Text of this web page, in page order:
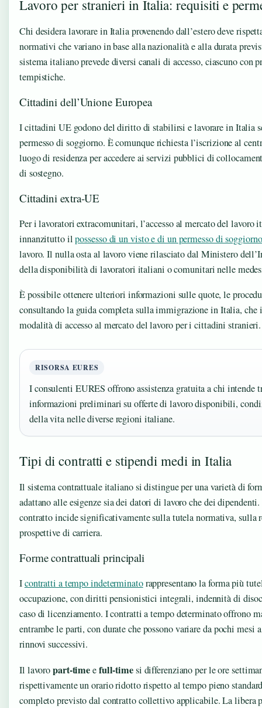
Lavoro per stranieri in Italia: requisiti e
Chi desidera lavorare in Italia provenendo dall’estero deve
normativi che variano in base alla nazionalità e alla durata
sistema italiano prevede diversi canali di accesso, ciascuno con
tempistiche.
Cittadini dell’Unione Europea
I cittadini UE godono del diritto di stabilirsi e lavorare in Italia
permesso di soggiorno. È comunque richiesta l’iscrizione al
luogo di residenza per accedere ai servizi pubblici di
di sostegno.
Cittadini extra-UE
Per i lavoratori extracomunitari, l’accesso al mercato del lavoro
innanzitutto ilpossesso di un visto e di un permesso di
lavoro. Il nulla osta al lavoro viene rilasciato dal Ministero
della disponibilità di lavoratori italiani o comunitari nelle
È possibile ottenere ulteriori informazioni sulle quote, le
consultando la guida completa sulla immigrazione in Italia,
modalità di accesso al mercato del lavoro per i cittadini stranieri.
RISORSA EURES
I consulenti EURES offrono assistenza gratuita a chi intende
informazioni preliminari su offerte di lavoro disponibili,
della vita nelle diverse regioni italiane.
Tipi di contratti e stipendi medi in Italia
Il sistema contrattuale italiano si distingue per una varietà di
adattano alle esigenze sia dei datori di lavoro che dei
contratto incide significativamente sulla tutela normativa, sulla
prospettive di carriera.
Forme contrattuali principali
Icontratti a tempo indeterminatorappresentano la forma più
occupazione, con diritti pensionistici integrali, indennità di
caso di licenziamento. I contratti a tempo determinato offrono
entrambe le parti, con durate che possono variare da pochi mesi
rinnovi successivi.
Il lavoropart-timeefull-timesi differenziano per le ore
rispettivamente un orario ridotto rispetto al tempo pieno
completo previsto dal contratto collettivo applicabile. La libera